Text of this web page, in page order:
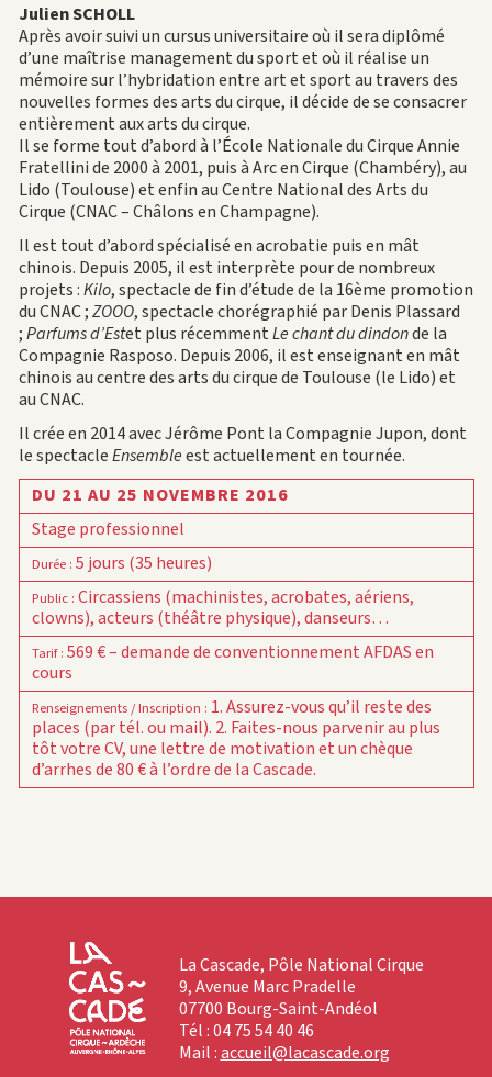
Julien SCHOLL
Après avoir suivi un cursus universitaire où il sera diplômé
d’une maîtrise management du sport et où il réalise un
mémoire sur l’hybridation entre art et sport au travers des
nouvelles formes des arts du cirque, il décide de se consacrer
entièrement aux arts du cirque.
Il se forme tout d’abord à l’École Nationale du Cirque Annie
Fratellini de 2000 à 2001, puis à Arc en Cirque (Chambéry), au
Lido (Toulouse) et enfin au Centre National des Arts du
Cirque (CNAC – Châlons en Champagne).
Il est tout d’abord spécialisé en acrobatie puis en mât
chinois. Depuis 2005, il est interprète pour de nombreux
projets :Kilo, spectacle de fin d’étude de la 16ème promotion
du CNAC ;ZOOO, spectacle chorégraphié par Denis Plassard
;Parfums d’Estet plus récemmentLe chant du dindonde la
Compagnie Rasposo. Depuis 2006, il est enseignant en mât
chinois au centre des arts du cirque de Toulouse (le Lido) et
au CNAC.
Il crée en 2014 avec Jérôme Pont la Compagnie Jupon, dont
le spectacleEnsembleest actuellement en tournée.
DU 21 AU 25 NOVEMBRE 2016
Stage professionnel
Durée: 5 jours (35 heures)
Public: Circassiens (machinistes, acrobates, aériens,
clowns), acteurs (théâtre physique), danseurs…
Tarif: 569 € – demande de conventionnement AFDAS en
cours
Renseignements / Inscription : 1. Assurez-vous qu’il reste des
places (par tél. ou mail). 2. Faites-nous parvenir au plus
tôt votre CV, une lettre de motivation et un chèque
d’arrhes de 80 € à l’ordre de la Cascade.
La Cascade, Pôle National Cirque
9, Avenue Marc Pradelle
07700 Bourg-Saint-Andéol
Tél : 04 75 54 40 46
Mail :accueil@lacascade.org